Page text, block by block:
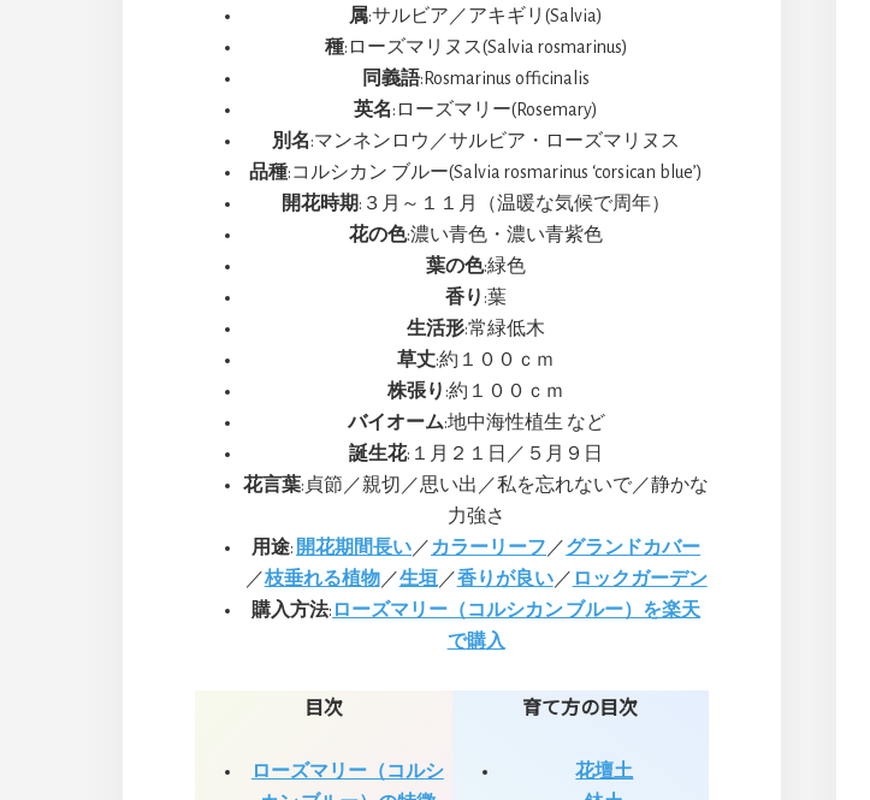
属:サルビア／アキギリ(Salvia)
種:ローズマリヌス(Salvia rosmarinus)
同義語:Rosmarinus officinalis
英名:ローズマリー(Rosemary)
別名:マンネンロウ／サルビア・ローズマリヌス
品種:コルシカン ブルー(Salvia rosmarinus ‘corsican blue’)
開花時期:３月～１１月（温暖な気候で周年）
花の色:濃い青色・濃い青紫色
葉の色:緑色
香り :葉
生活形:常緑低木
草丈:約１００ｃｍ
株張り :約１００ｃｍ
バイオーム:地中海性植生 など
誕生花:１月２１日／５月９日
花言葉:貞節／親切／思い出／私を忘れないで／静かな
力強さ
用途: 開花期間長い ／ カラーリーフ ／グランドカバー
／枝垂れる植物／生垣 ／香りが良い／ ロックガーデン
購入方法: ローズマリー（コルシカン ブルー）を楽天
で購入
目次
ローズマリー（コルシ
育て方の目次
花壇土